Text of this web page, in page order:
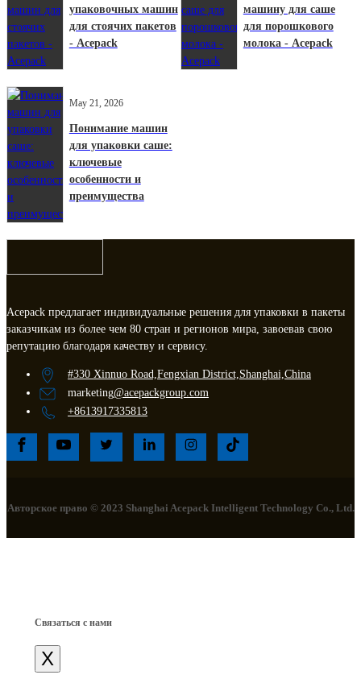
упаковочных машин
для стоячих пакетов
- Acepack
машину для саше
для порошкового
молока - Acepack
May 21, 2026
Понимание машин
для упаковки саше:
ключевые
особенности и
преимущества
Acepack предлагает индивидуальные решения для упаковки в пакеты
заказчикам из более чем 80 стран и регионов мира, завоевав свою
репутацию благодаря качеству и сервису.
#330 Xinnuo Road,Fengxian District,Shanghai,China
marketing@acepackgroup.com
+8613917335813
Авторское право © 2023 Shanghai Acepack Intelligent Technology Co., Ltd.
Связаться с нами
X